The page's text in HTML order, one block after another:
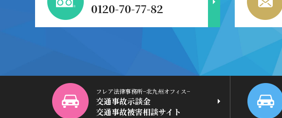
0120-70-77-82
フレア法律事務所−北九州オフィス−
交通事故示談金
交通事故被害相談サイト